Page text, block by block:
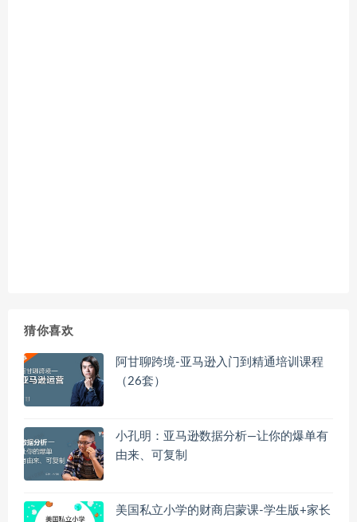
猜你喜欢
阿甘聊跨境-亚马逊入门到精通培训课程
（26套）
小孔明：亚马逊数据分析—让你的爆单有
由来、可复制
美国私立小学的财商启蒙课-学生版+家长